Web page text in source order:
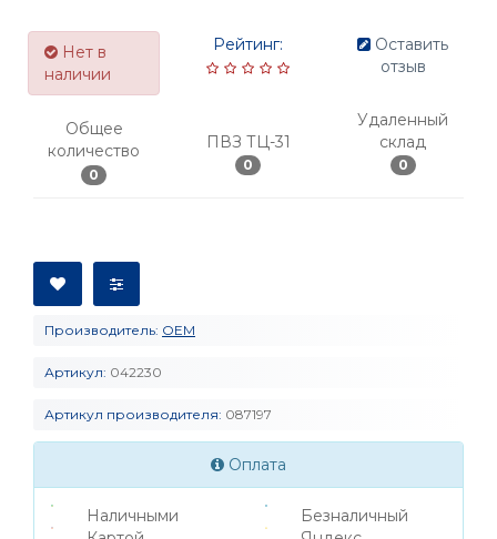
Нет в
наличии
Общее
количество
0
Рейтинг:
ПВЗ ТЦ-31
0
Оставить
отзыв
Удаленный
склад
0
Производитель: OEM
Артикул: 042230
Артикул производителя: 087197
Оплата
Наличными
Безналичный